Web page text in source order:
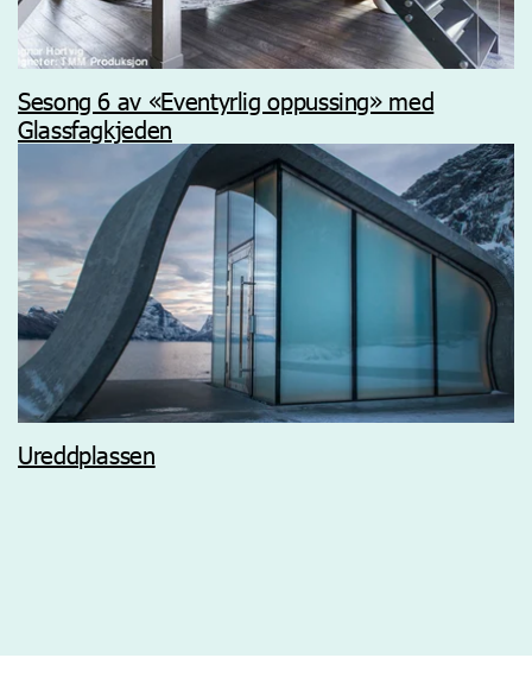
Sesong 6 av «Eventyrlig oppussing» med
Glassfagkjeden
Ureddplassen